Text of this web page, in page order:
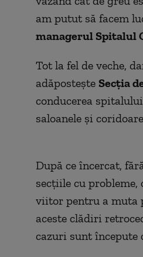
am putut să facem
managerul Spitalul
Tot la fel de veche,
adăposteşte Secţia
conducerea
saloanele și
După ce încercat,
secţiile cu
viitor pentru a muta
aceste clădiri
cazuri sunt începute